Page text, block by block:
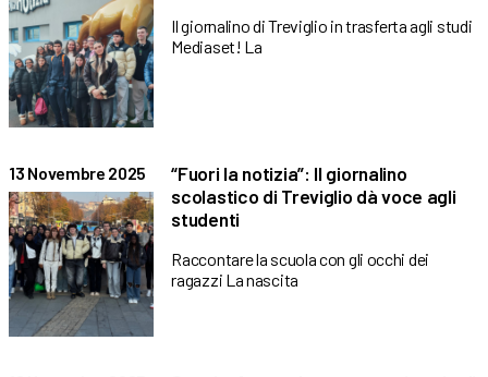
Il giornalino di Treviglio in trasferta agli studi
Mediaset! La
13 Novembre 2025
“Fuori la notizia”: Il giornalino
scolastico di Treviglio dà voce agli
studenti
Raccontare la scuola con gli occhi dei
ragazzi La nascita